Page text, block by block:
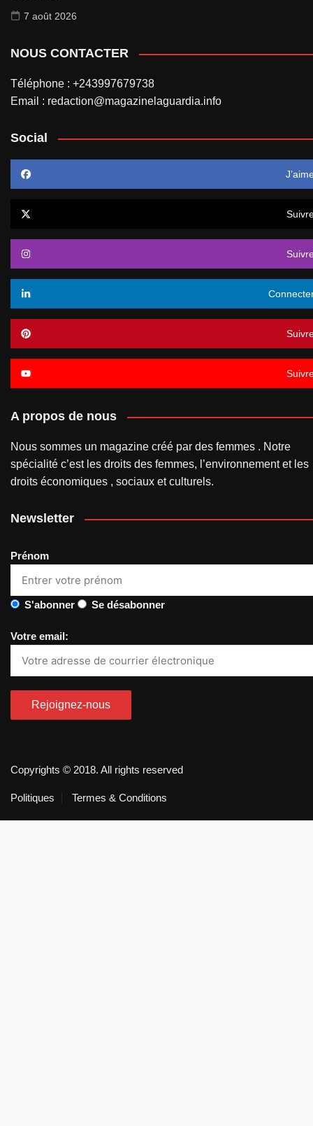
7 août 2026
NOUS CONTACTER
Téléphone : +243997679738
Email : redaction@magazinelaguardia.info
Social
A propos de nous
Nous sommes un magazine créé par des femmes . Notre
spécialité c’est les droits des femmes, l’environnement et les
droits économiques , sociaux et culturels.
Newsletter
Prénom
S'abonner Se désabonner
Votre email:
Copyrights © 2018. All rights reserved
Politiques Termes & Conditions